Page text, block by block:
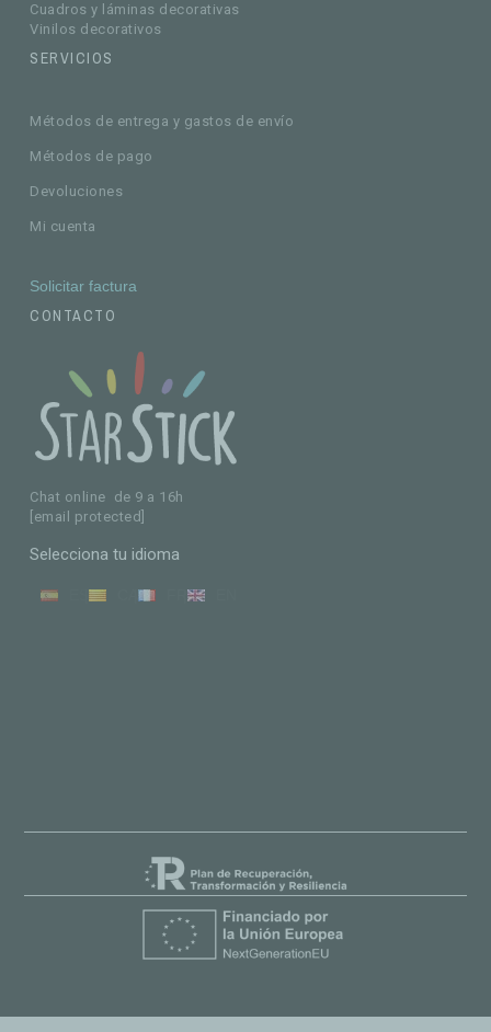
Cuadros y láminas decorativas
Vinilos decorativos
SERVICIOS
Métodos de entrega y gastos de envío
Métodos de pago
Devoluciones
Mi cuenta
Solicitar factura
CONTACTO
Chat online de 9 a 16h
[email protected]
Selecciona tu idioma
ES CA FR